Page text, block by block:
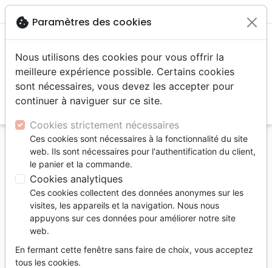
menu
Accueil Livres Edification
Croissance spirituelle
Pharisiens évangéliques (Les) - L'évangile comme
remède à l'hypocrisie de l'église
Les pharisiens évangéliques
L'évangile comme remède à l'hypocrisie
de l'église
Auteur :Michael Reeves
cookie Paramètres des cookies
Nous utilisons des cookies pour vous offrir la
meilleure expérience possible. Certains cookies
sont nécessaires, vous devez les accepter pour
continuer à naviguer sur ce site.
Cookies strictement nécessaires
Ces cookies sont nécessaires à la fonctionnalité du site
web. Ils sont nécessaires pour l'authentification du client,
le panier et la commande.
Cookies analytiques
Ces cookies collectent des données anonymes sur les
visites, les appareils et la navigation. Nous nous
appuyons sur ces données pour améliorer notre site
web.
En fermant cette fenêtre sans faire de choix, vous acceptez
tous les cookies.